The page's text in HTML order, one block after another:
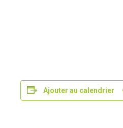
Ajouter au calendrier